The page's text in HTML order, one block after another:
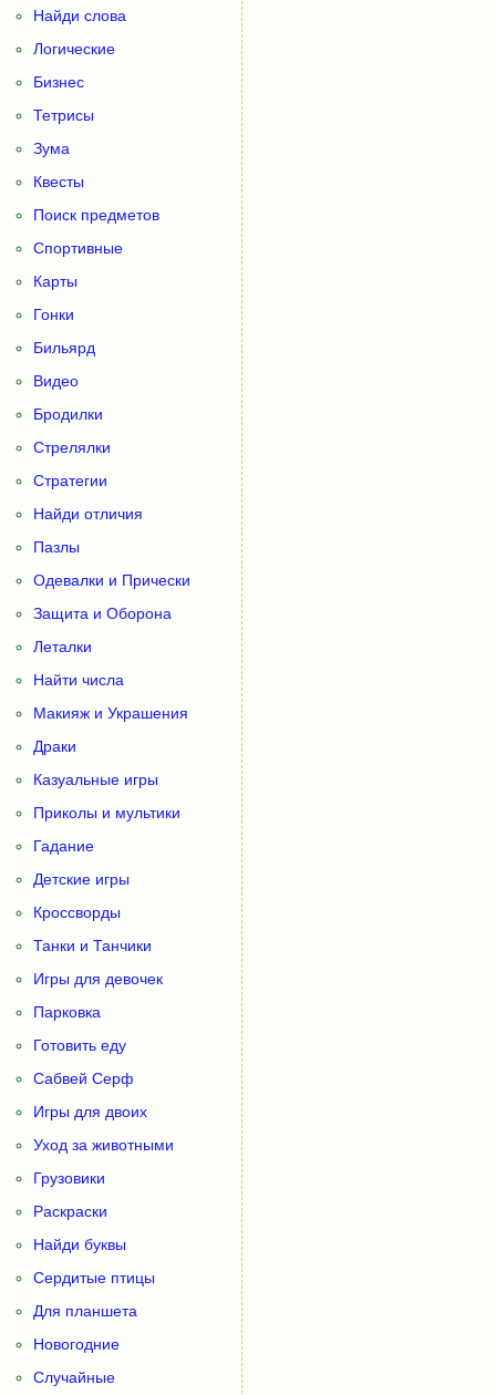
Найди слова
Логические
Бизнес
Тетрисы
Зума
Квесты
Поиск предметов
Спортивные
Карты
Гонки
Бильярд
Видео
Бродилки
Стрелялки
Стратегии
Найди отличия
Пазлы
Одевалки и Прически
Защита и Оборона
Леталки
Найти числа
Макияж и Украшения
Драки
Казуальные игры
Приколы и мультики
Гадание
Детские игры
Кроссворды
Танки и Танчики
Игры для девочек
Парковка
Готовить еду
Сабвей Серф
Игры для двоих
Уход за животными
Грузовики
Раскраски
Найди буквы
Сердитые птицы
Для планшета
Новогодние
Случайные